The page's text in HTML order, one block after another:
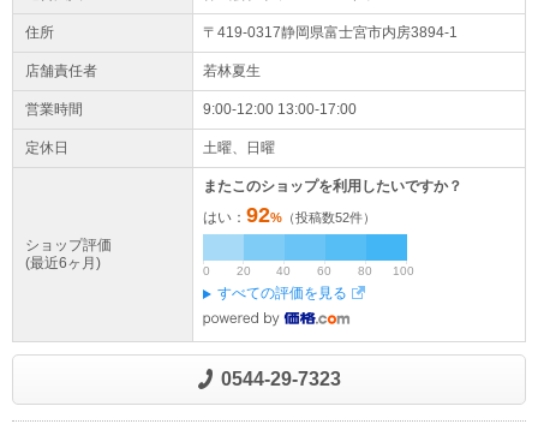
住所 〒419-0317静岡県富士宮市内房3894-1
店舗責任者 若林夏生
営業時間 9:00-12:00 13:00-17:00
定休日 土曜、日曜
ショップ評価
(最近6ヶ月)
またこのショップを利用したいですか？
はい： 92% （投稿数52件）
0 20 40 60 80 100
すべての評価を見る
0544-29-7323